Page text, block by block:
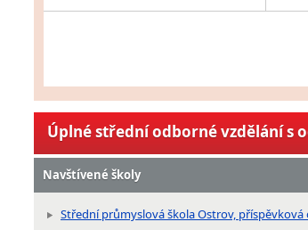
Úplné střední odborné vzdělání
Navštívené školy
Střední průmyslová škola Ostrov, příspěvková